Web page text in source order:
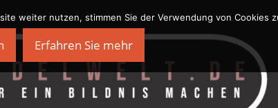
weiter nutzen, stimmen Sie der Verwendung von Cookies
Erfahren Sie mehr